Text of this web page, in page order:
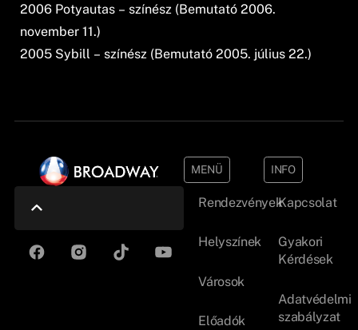
2006 Potyautas – színész (Bemutató 2006.
november 11.)
2005 Sybill – színész (Bemutató 2005. július 22.)
MENÜ
Rendezvények
Helyszínek
Városok
Előadók
INFO
Kapcsolat
Gyakori
Kérdések
Adatvédelmi
szabályzat